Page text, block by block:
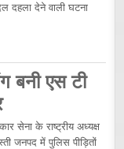
दहला देने वाली घटना
बनी एस टी
सेना के राष्ट्रीय अध्यक्ष
जनपद में पुलिस पीड़ितों